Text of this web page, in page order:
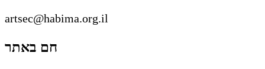
artsec@habima.org.il
חם באתר